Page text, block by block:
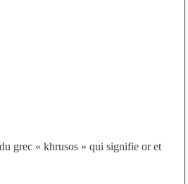
grec « khrusos » qui signifie or et